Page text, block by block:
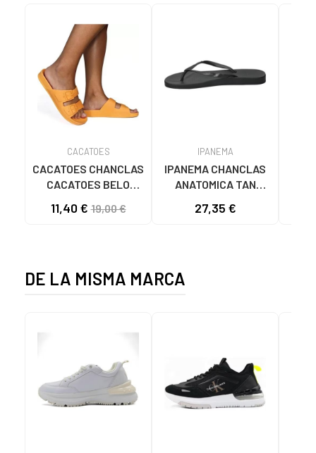
CACATOES
CACATOES CHANCLAS
CACATOES BELO
ALBARICOQUE
11,40 €19,00 €
IPANEMA
IPANEMA CHANCLAS
ANATOMICA TAN
PARA MUJER NEGRO
27,35 €
DE LA MISMA MARCA